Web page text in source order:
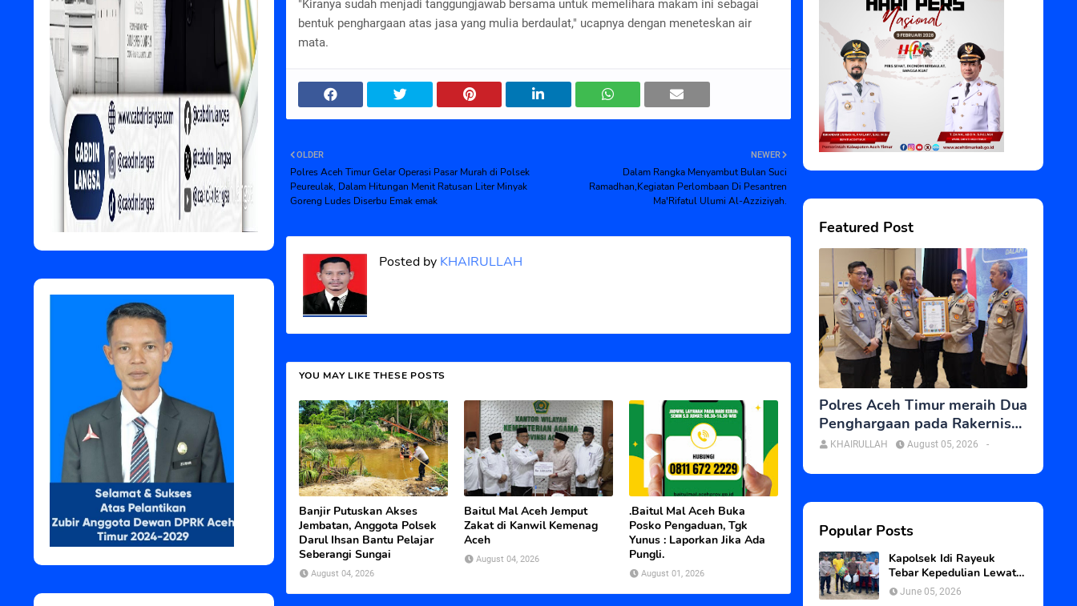
"Kiranya sudah menjadi tanggungjawab bersama untuk memelihara makam ini sebagai
bentuk penghargaan atas jasa yang mulia berdaulat," ucapnya dengan meneteskan air
mata.
NEWER
Dalam Rangka Menyambut Bulan Suci
Ramadhan,Kegiatan Perlombaan Di Pesantren
Ma'Rifatul Ulumi Al-Azziziyah.
OLDER
Polres Aceh Timur Gelar Operasi Pasar Murah di Polsek
Peureulak, Dalam Hitungan Menit Ratusan Liter Minyak
Goreng Ludes Diserbu Emak emak
Posted by KHAIRULLAH
YOU MAY LIKE THESE POSTS
Banjir Putuskan Akses
Jembatan, Anggota Polsek
Darul Ihsan Bantu Pelajar
Seberangi Sungai
August 04, 2026
Baitul Mal Aceh Jemput
Zakat di Kanwil Kemenag
Aceh
August 04, 2026
.Baitul Mal Aceh Buka
Posko Pengaduan, Tgk
Yunus : Laporkan Jika Ada
Pungli.
August 01, 2026
Featured Post
Polres Aceh Timur meraih Dua
Penghargaan pada Rakernis
SDM Polda Aceh
KHAIRULLAH -
August 05, 2026
Popular Posts
Kapolsek Idi Rayeuk
Tebar Kepedulian Lewat
Program Jum’at Berkah
June 05, 2026